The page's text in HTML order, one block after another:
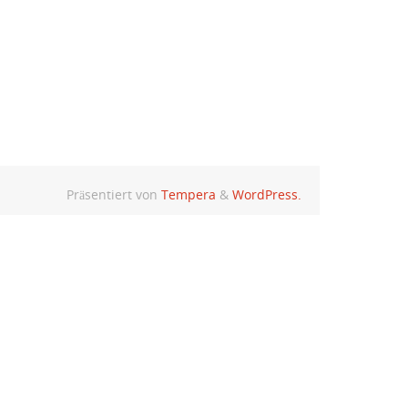
Präsentiert von Tempera & WordPress.